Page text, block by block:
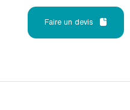
Faire un devis